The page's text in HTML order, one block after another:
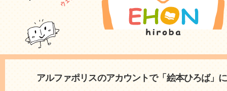
アルファポリスのアカウントで「絵本ひろば」